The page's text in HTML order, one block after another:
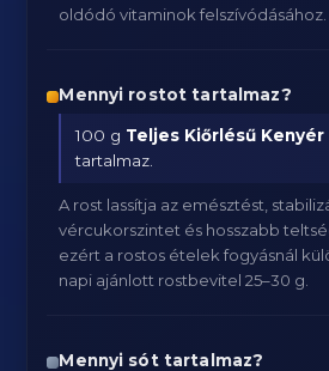
oldódó vitaminok felszívódásához.
Mennyi rostot tartalmaz?
100 g Teljes Kiőrlésű Kenyér
tartalmaz.
A rost lassítja az emésztést,
vércukorszintet és hosszabb
ezért a rostos ételek fogyásnál
napi ajánlott rostbevitel 25–30 g.
Mennyi sót tartalmaz?